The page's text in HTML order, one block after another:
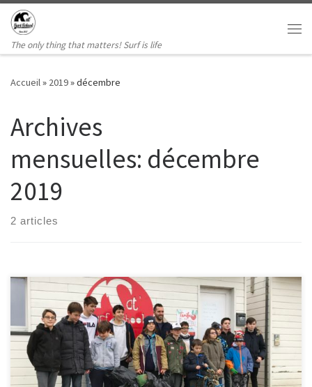
Passer au contenu
The only thing that matters! Surf is life
Accueil» 2019»décembre
Archives
mensuelles: décembre
2019
2 articles
Rendez-vous Samedi 21 Décembre 2019 à 15h à l’école de surf
pour le Nettoyage de Plage annuel. Nous nous retrouverons
ensuite pour un petit moment convivial avec des surprises